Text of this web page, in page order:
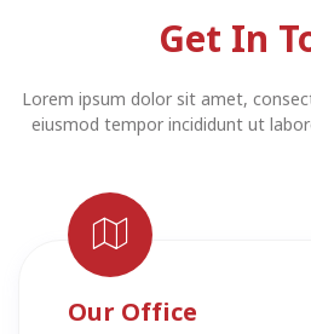
Get In
Lorem ipsum dolor sit amet,
eiusmod tempor incididunt ut
Our Office